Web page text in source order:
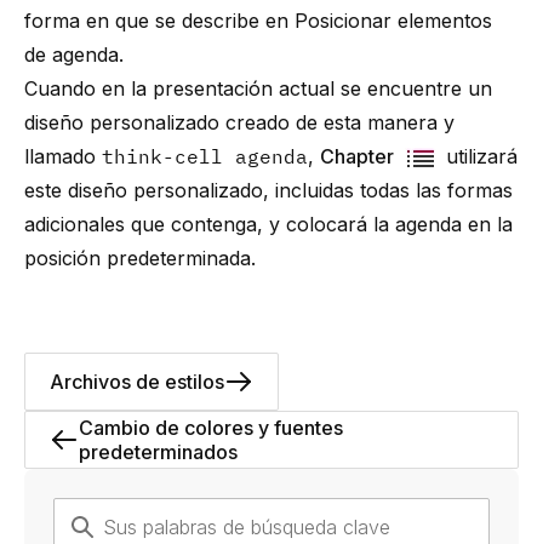
forma en que se describe en Posicionar elementos
de agenda.
Cuando en la presentación actual se encuentre un
diseño personalizado creado de esta manera y
llamado think-cell agenda, Chapter
utilizará
este diseño personalizado, incluidas todas las formas
adicionales que contenga, y colocará la agenda en la
posición predeterminada.
Cambio de colores y fuentes
predeterminados
Archivos de estilos